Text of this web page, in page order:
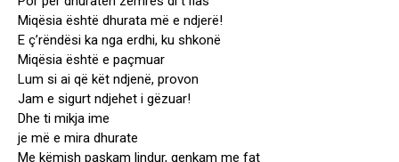
Miqësia është dhurata më e ndjerë!
E ç’rëndësi ka nga erdhi, ku shkonë
Miqësia është e paçmuar
Lum si ai që kët ndjenë, provon
Jam e sigurt ndjehet i gëzuar!
Dhe ti mikja ime
je më e mira dhurate
Me këmish paskam lindur, qenkam me fat